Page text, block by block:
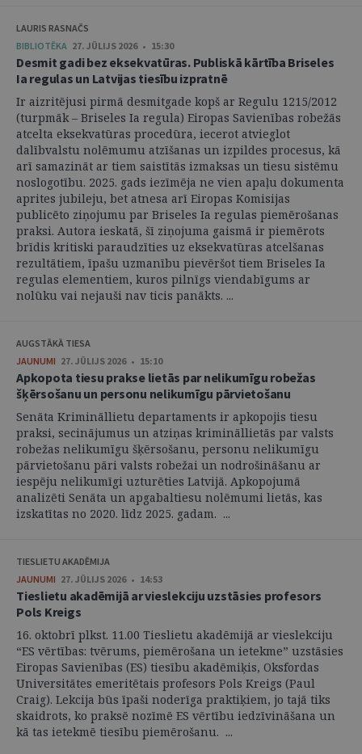
LAURIS RASNAČS
BIBLIOTĒKA 27. JŪLIJS 2026 • 15:30
Desmit gadi bez eksekvatūras. Publiskā kārtība Briseles
Ia regulas un Latvijas tiesību izpratnē
Ir aizritējusi pirmā desmitgade kopš ar Regulu 1215/2012
(turpmāk – Briseles Ia regula) Eiropas Savienības robežās
atcelta eksekvatūras procedūra, iecerot atvieglot
dalībvalstu nolēmumu atzīšanas un izpildes procesus, kā
arī samazināt ar tiem saistītās izmaksas un tiesu sistēmu
noslogotību. 2025. gads iezīmēja ne vien apaļu dokumenta
aprites jubileju, bet atnesa arī Eiropas Komisijas
publicēto ziņojumu par Briseles Ia regulas piemērošanas
praksi. Autora ieskatā, šī ziņojuma gaismā ir piemērots
brīdis kritiski paraudzīties uz eksekvatūras atcelšanas
rezultātiem, īpašu uzmanību pievēršot tiem Briseles Ia
regulas elementiem, kuros pilnīgs viendabīgums ar
nolūku vai nejauši nav ticis panākts. ...
AUGSTĀKĀ TIESA
JAUNUMI 27. JŪLIJS 2026 • 15:10
Apkopota tiesu prakse lietās par nelikumīgu robežas
šķērsošanu un personu nelikumīgu pārvietošanu
Senāta Krimināllietu departaments ir apkopojis tiesu
praksi, secinājumus un atziņas krimināllietās par valsts
robežas nelikumīgu šķērsošanu, personu nelikumīgu
pārvietošanu pāri valsts robežai un nodrošināšanu ar
iespēju nelikumīgi uzturēties Latvijā. Apkopojumā
analizēti Senāta un apgabaltiesu nolēmumi lietās, kas
izskatītas no 2020. līdz 2025. gadam. ...
TIESLIETU AKADĒMIJA
JAUNUMI 27. JŪLIJS 2026 • 14:53
Tieslietu akadēmijā ar vieslekciju uzstāsies profesors
Pols Kreigs
16. oktobrī plkst. 11.00 Tieslietu akadēmijā ar vieslekciju
“ES vērtības: tvērums, piemērošana un ietekme” uzstāsies
Eiropas Savienības (ES) tiesību akadēmiķis, Oksfordas
Universitātes emeritētais profesors Pols Kreigs (Paul
Craig). Lekcija būs īpaši noderīga praktiķiem, jo tajā tiks
skaidrots, ko praksē nozīmē ES vērtību iedzīvināšana un
kā tas ietekmē tiesību piemērošanu. ...